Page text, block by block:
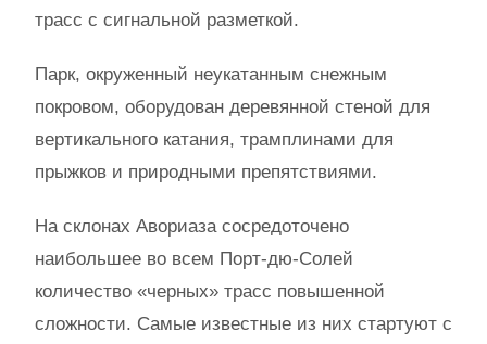
трасс с сигнальной разметкой.
Парк, окруженный неукатанным снежным
покровом, оборудован деревянной стеной для
вертикального катания, трамплинами для
прыжков и природными препятствиями.
На склонах Авориаза сосредоточено
наибольшее во всем Порт-дю-Солей
количество «черных» трасс повышенной
сложности. Самые известные из них стартуют с